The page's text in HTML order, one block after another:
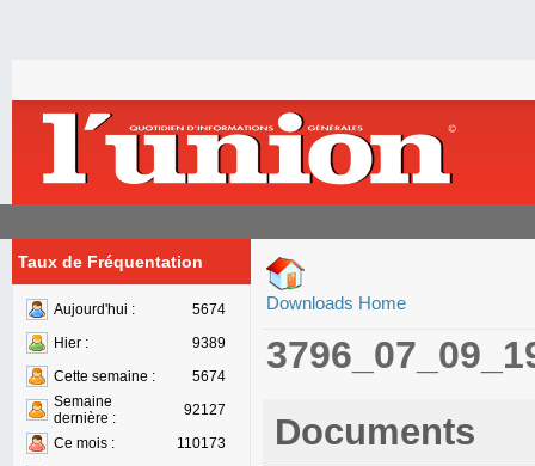
Taux de Fréquentation
Aujourd'hui :
5674
Hier :
9389
Cette semaine :
5674
Semaine
dernière :
92127
Ce mois :
110173
Downloads Home
Documents